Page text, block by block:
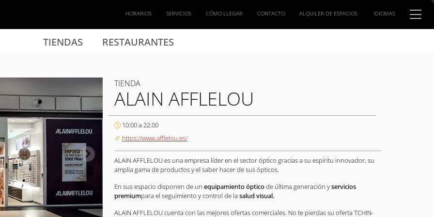
TIENDAS RESTAURANTES
HORARIOS SERVICIOS CÓMO LLEGAR CONTACTO ALQUILER DE ESPACIOS IDIOMAS
TIENDA
ALAIN AFFLELOU
10:00 a 22.00
https://www.afflelou.es/
ALAIN AFFLELOU es una empresa líder en el sector óptico gracias a su espíritu innovador, su
amplia gama de productos y el saber hacer de sus ópticos.
En sus espacio disponen de un equipamiento ópticode última generación yservicios
premiumpara el seguimiento y control de la salud visual.
ALAIN AFFLELOU cuenta con las mejores ofertas comerciales. No te pierdas su oferta TCHIN-